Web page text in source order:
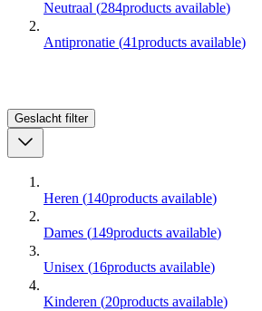
Neutraal (284products available)
Antipronatie (41products available)
Geslacht filter
Heren (140products available)
Dames (149products available)
Unisex (16products available)
Kinderen (20products available)